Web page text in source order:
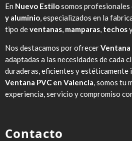
En Nuevo Estilosomos profesionales
y aluminio, especializados en la
tipo deventanas, mamparas, techos
Nos destacamos por ofrecerVentana
adaptadas a las necesidades de cada
duraderas, eficientes y estéticamente
Ventana PVC en Valencia, somos tu
experiencia, servicio y compromiso
Contacto